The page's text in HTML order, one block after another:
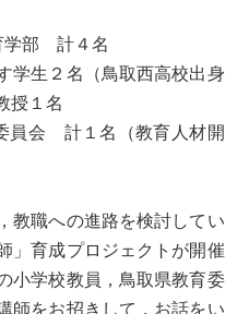
計４名
名（鳥取西高校出身
授１名
１名（教育人材開
教職への進路を検討してい
」育成プロジェクトが開催
小学校教員，鳥取県教育委
師をお招きして，お話をい